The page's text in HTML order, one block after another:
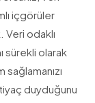
içgörüler
Veri odaklı
sürekli olarak
sağlamanızı
duyduğunu